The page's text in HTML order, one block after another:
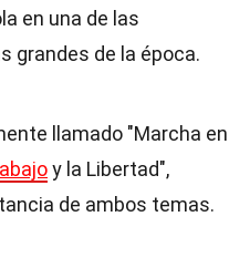
en una de las
grandes de la época.
llamado "Marcha en
y la Libertad",
de ambos temas.